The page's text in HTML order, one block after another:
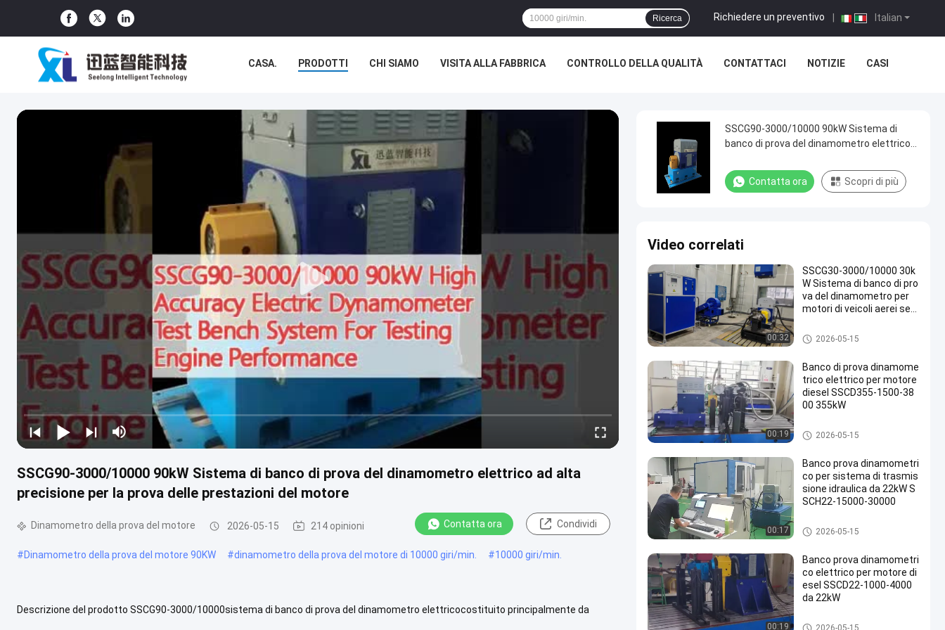
Italian
Richiedere un preventivo
Ricerca
CASA. PRODOTTI CHI SIAMO VISITA ALLA FABBRICA CONTROLLO DELLA QUALITÀ CONTATTACI NOTIZIE CASI
SSCG90-3000/10000 90kW Sistema di banco di prova del dinamometro elettrico ad alta
precisione per la prova delle prestazioni del motore
Dinamometro della prova del motore 2026-05-15 214 opinioni Contatta ora Condividi
#Dinamometro della prova del motore 90KW #dinamometro della prova del motore di 10000 giri/min. #10000 giri/min.
Descrizione del prodotto SSCG90-3000/10000sistema di banco di prova del dinamometro elettricocostituito principalmente da
SSCG90-3000/10000 90kW Sistema di
banco di prova del dinamometro elettrico
prestazioni del motore
Contatta ora Scopri di più
Video correlati
00:32
SSCG30-3000/10000 30k
W Sistema di banco di pro
va del dinamometro per
motori di veicoli aerei sen
e dimensioni ad alta preci
sione
Dinamometro della prova del
motore
2026-05-15
00:19
Banco di prova dinamome
trico elettrico per motore
diesel SSCD355-1500-38
00 355kW
Dinamometro della prova del
motore
2026-05-15
00:17
Banco prova dinamometri
co per sistema di trasmis
sione idraulica da 22kW S
SCH22-15000-30000
Dinamometro della prova del
motore
2026-05-15
00:19
Banco prova dinamometri
co elettrico per motore di
esel SSCD22-1000-4000
da 22kW
Dinamometro della prova del
2026-05-15